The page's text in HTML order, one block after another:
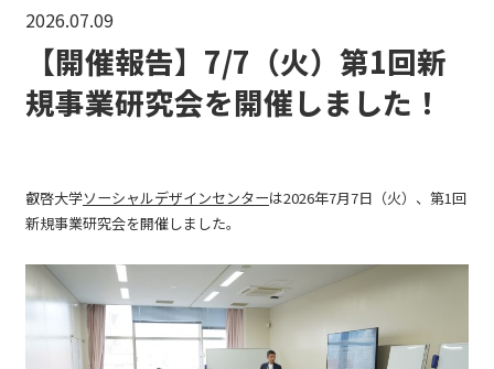
2026.07.09
【開催報告】7/7（火）第1回新
規事業研究会を開催しました！
叡啓大学ソーシャルデザインセンターは2026年7月7日（火）、第1回
新規事業研究会を開催しました。